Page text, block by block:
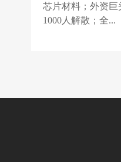
航辅助
芯片材料；外资巨
1000人解散；全...